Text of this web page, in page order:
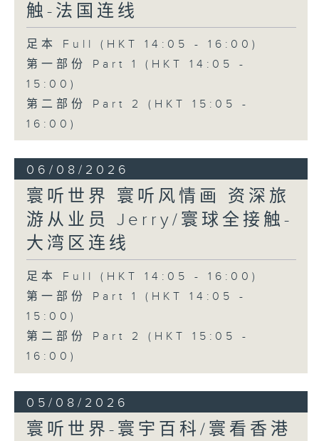
触-法国连线
足本 Full (HKT 14:05 - 16:00)
第一部份 Part 1 (HKT 14:05 -
15:00)
第二部份 Part 2 (HKT 15:05 -
16:00)
06/08/2026
寰听世界 寰听风情画 资深旅
游从业员 Jerry/寰球全接触-
大湾区连线
足本 Full (HKT 14:05 - 16:00)
第一部份 Part 1 (HKT 14:05 -
15:00)
第二部份 Part 2 (HKT 15:05 -
16:00)
05/08/2026
寰听世界-寰宇百科/寰看香港